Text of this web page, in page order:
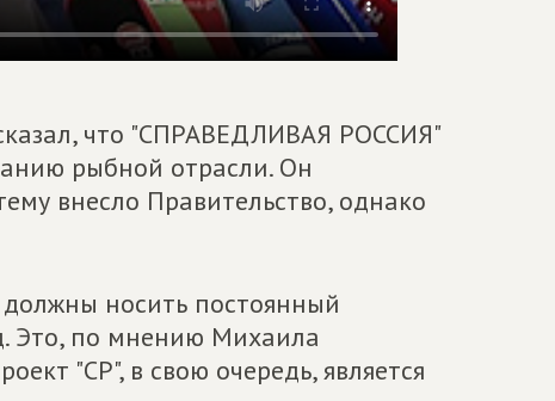
что "СПРАВЕДЛИВАЯ РОССИЯ"
рыбной отрасли. Он
внесло Правительство, однако
носить постоянный
Это, по мнению Михаила
"СР", в свою очередь, является